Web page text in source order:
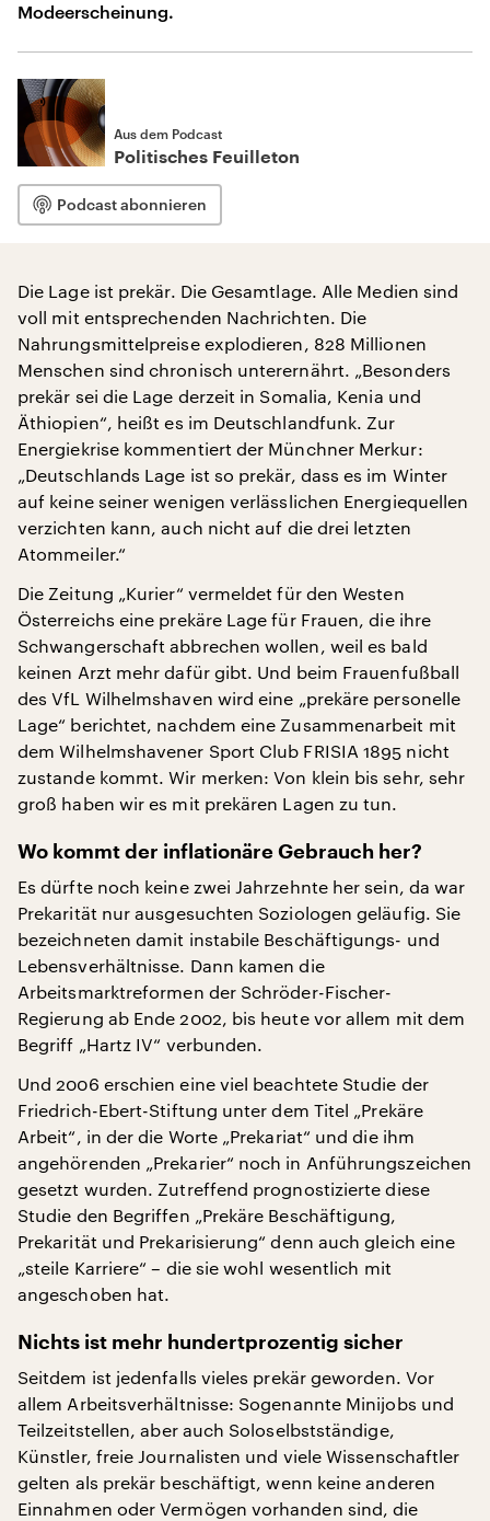
Modeerscheinung.
Aus dem Podcast
Politisches Feuilleton
Podcast abonnieren
Die Lage ist prekär. Die Gesamtlage. Alle Medien sind
voll mit entsprechenden Nachrichten. Die
Nahrungsmittelpreise explodieren, 828 Millionen
Menschen sind chronisch unterernährt. „Besonders
prekär sei die Lage derzeit in Somalia, Kenia und
Äthiopien“, heißt es im Deutschlandfunk. Zur
Energiekrise kommentiert der Münchner Merkur:
„Deutschlands Lage ist so prekär, dass es im Winter
auf keine seiner wenigen verlässlichen Energiequellen
verzichten kann, auch nicht auf die drei letzten
Atommeiler.“
Die Zeitung „Kurier“ vermeldet für den Westen
Österreichs eine prekäre Lage für Frauen, die ihre
Schwangerschaft abbrechen wollen, weil es bald
keinen Arzt mehr dafür gibt. Und beim Frauenfußball
des VfL Wilhelmshaven wird eine „prekäre personelle
Lage“ berichtet, nachdem eine Zusammenarbeit mit
dem Wilhelmshavener Sport Club FRISIA 1895 nicht
zustande kommt. Wir merken: Von klein bis sehr, sehr
groß haben wir es mit prekären Lagen zu tun.
Wo kommt der inflationäre Gebrauch her?
Es dürfte noch keine zwei Jahrzehnte her sein, da war
Prekarität nur ausgesuchten Soziologen geläufig. Sie
bezeichneten damit instabile Beschäftigungs- und
Lebensverhältnisse. Dann kamen die
Arbeitsmarktreformen der Schröder-Fischer-
Regierung ab Ende 2002, bis heute vor allem mit dem
Begriff „Hartz IV“ verbunden.
Und 2006 erschien eine viel beachtete Studie der
Friedrich-Ebert-Stiftung unter dem Titel „Prekäre
Arbeit“, in der die Worte „Prekariat“ und die ihm
angehörenden „Prekarier“ noch in Anführungszeichen
gesetzt wurden. Zutreffend prognostizierte diese
Studie den Begriffen „Prekäre Beschäftigung,
Prekarität und Prekarisierung“ denn auch gleich eine
„steile Karriere“ – die sie wohl wesentlich mit
angeschoben hat.
Nichts ist mehr hundertprozentig sicher
Seitdem ist jedenfalls vieles prekär geworden. Vor
allem Arbeitsverhältnisse: Sogenannte Minijobs und
Teilzeitstellen, aber auch Soloselbstständige,
Künstler, freie Journalisten und viele Wissenschaftler
gelten als prekär beschäftigt, wenn keine anderen
Einnahmen oder Vermögen vorhanden sind, die